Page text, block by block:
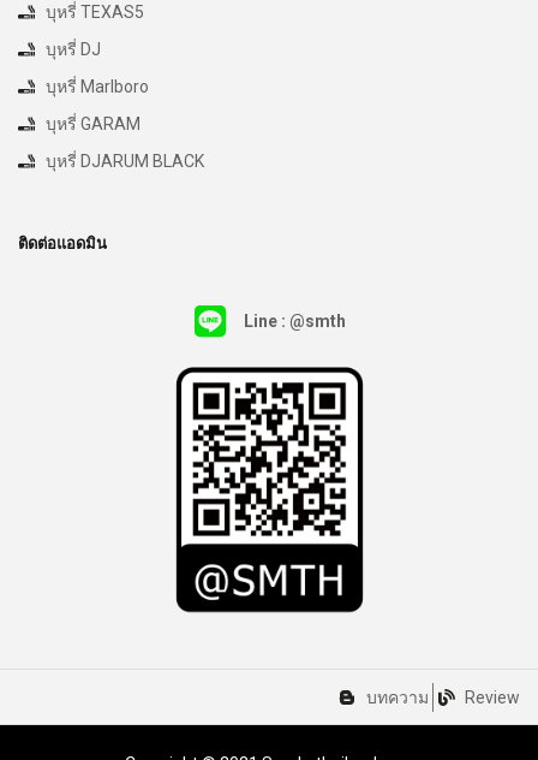
บุหรี่ TEXAS5
บุหรี่ DJ
บุหรี่ Marlboro
บุหรี่ GARAM
บุหรี่ DJARUM BLACK
ติดต่อแอดมิน
Line : @smth
บทความ Review